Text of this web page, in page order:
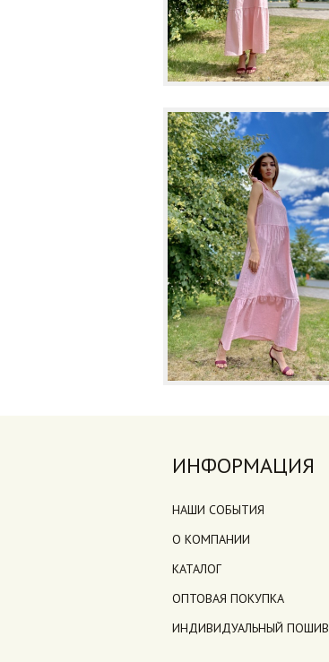
ИНФОРМАЦИЯ
НАШИ СОБЫТИЯ
О КОМПАНИИ
КАТАЛОГ
ОПТОВАЯ ПОКУПКА
ИНДИВИДУАЛЬНЫЙ ПОШИВ